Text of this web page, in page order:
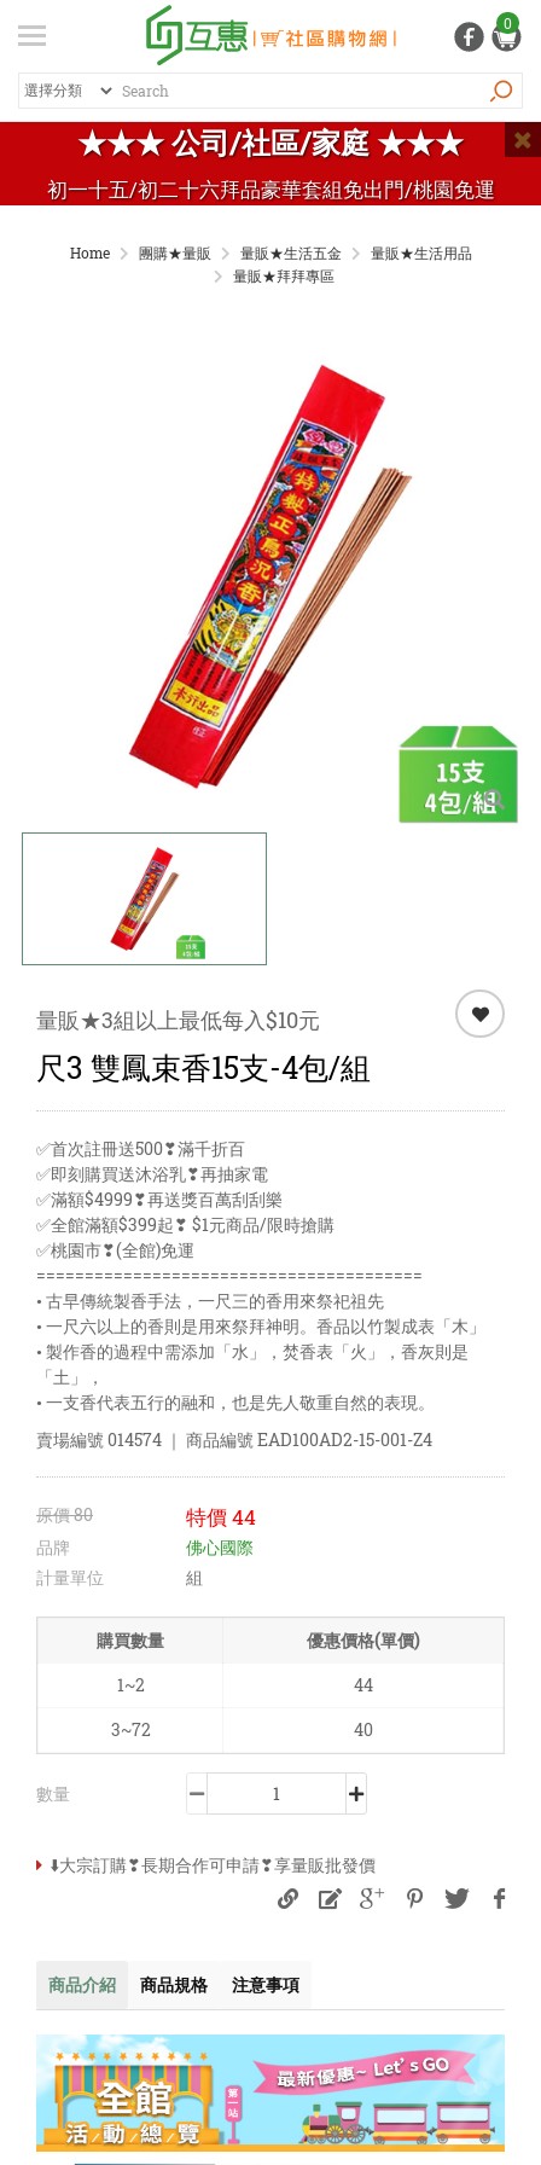
★★★ 公司/社區/家庭 ★★★
初一十五/初二十六拜品豪華套組免出門/桃園免運
0
登入 / 註冊
紅利專區
熱銷商品
Home 團購★量販 量販★生活五金
量販★生活用品
量販★拜拜專區
量販★3組以上最低每入$10元
尺3 雙鳳束香15支-4包/組
✅首次註冊送500❣滿千折百
✅即刻購買送沐浴乳❣再抽家電
✅滿額$4999❣再送獎百萬刮刮樂
✅全館滿額$399起❣ $1元商品/限時搶購
✅桃園市❣(全館)免運
========================================
• 古早傳統製香手法，一尺三的香用來祭祀祖先
• 一尺六以上的香則是用來祭拜神明。香品以竹製成表「木」
• 製作香的過程中需添加「水」，焚香表「火」，香灰則是
「土」，
• 一支香代表五行的融和，也是先人敬重自然的表現。
賣場編號014574 ｜ 商品編號EAD100AD2-15-001-Z4
原價80 特價44
品牌
佛心國際
計量單位
組
購買數量
優惠價格(單價)
1~2
44
3~72
40
數量
⬇️大宗訂購❣長期合作可申請❣享量販批發價
商品介紹 商品規格 注意事項